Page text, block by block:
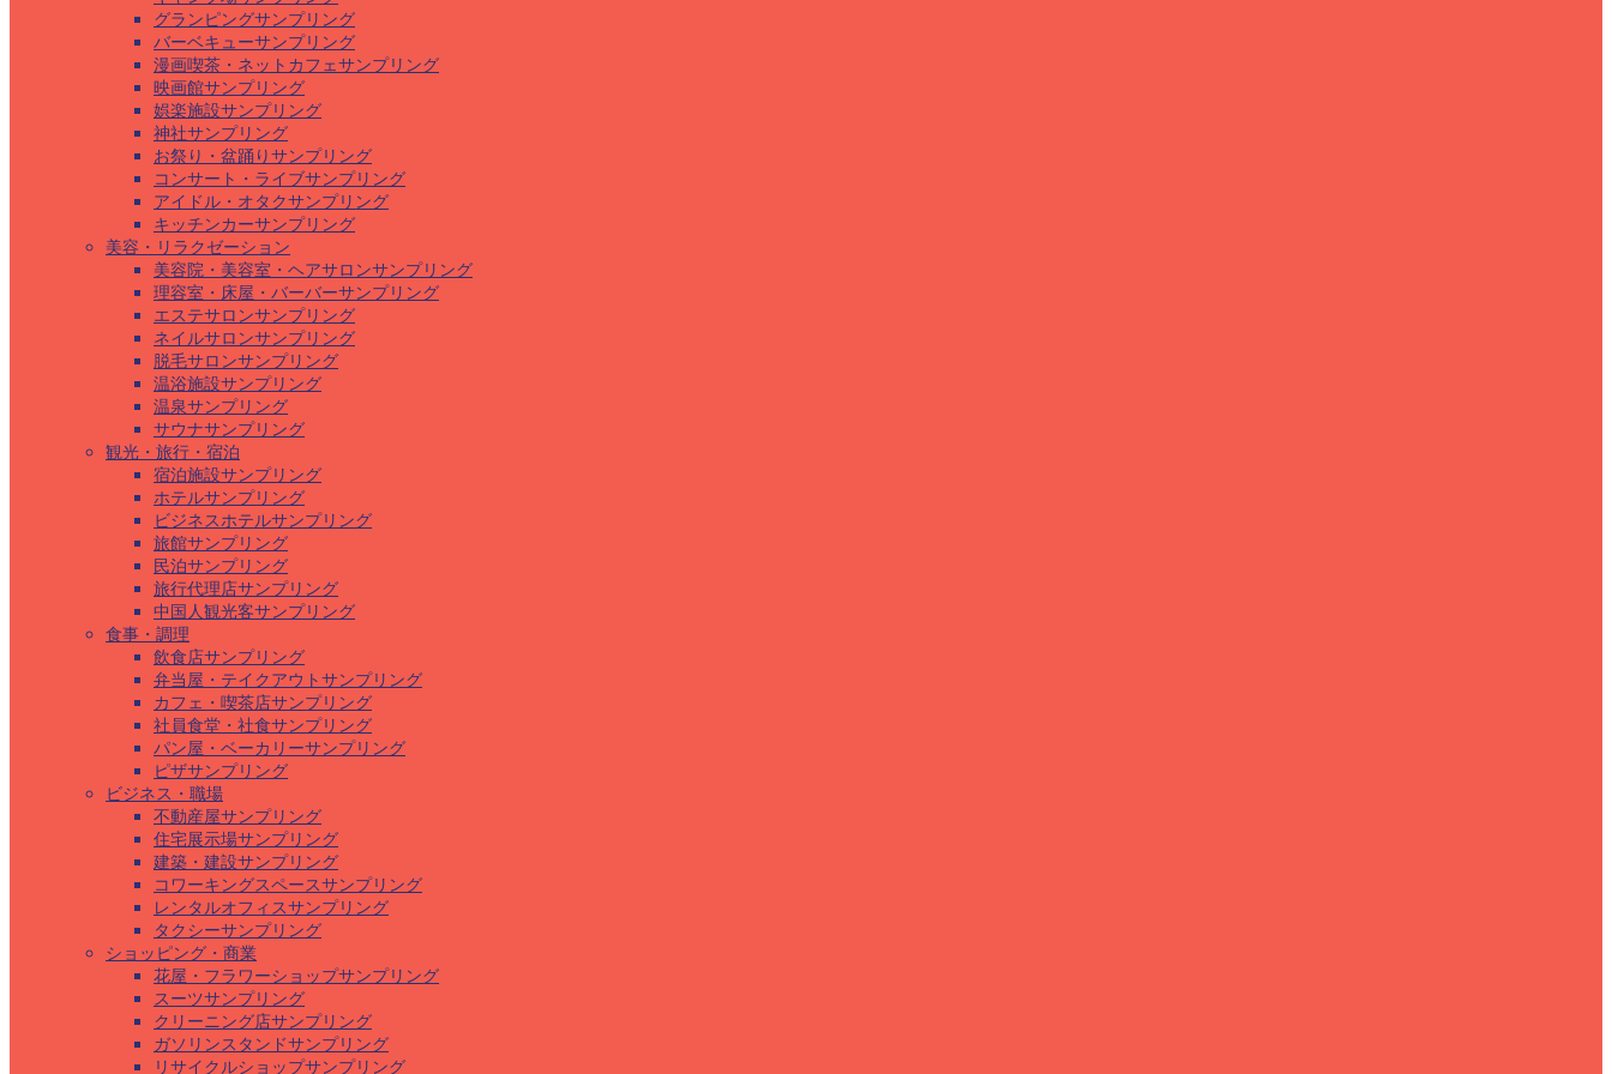
グランピングサンプリング
バーベキューサンプリング
漫画喫茶・ネットカフェサンプリング
映画館サンプリング
娯楽施設サンプリング
神社サンプリング
お祭り・盆踊りサンプリング
コンサート・ライブサンプリング
アイドル・オタクサンプリング
キッチンカーサンプリング
美容・リラクゼーション
美容院・美容室・ヘアサロンサンプリング
理容室・床屋・バーバーサンプリング
エステサロンサンプリング
ネイルサロンサンプリング
脱毛サロンサンプリング
温浴施設サンプリング
温泉サンプリング
サウナサンプリング
観光・旅行・宿泊
宿泊施設サンプリング
ホテルサンプリング
ビジネスホテルサンプリング
旅館サンプリング
民泊サンプリング
旅行代理店サンプリング
中国人観光客サンプリング
食事・調理
飲食店サンプリング
弁当屋・テイクアウトサンプリング
カフェ・喫茶店サンプリング
社員食堂・社食サンプリング
パン屋・ベーカリーサンプリング
ピザサンプリング
ビジネス・職場
不動産屋サンプリング
住宅展示場サンプリング
建築・建設サンプリング
コワーキングスペースサンプリング
レンタルオフィスサンプリング
タクシーサンプリング
ショッピング・商業
花屋・フラワーショップサンプリング
スーツサンプリング
クリーニング店サンプリング
ガソリンスタンドサンプリング
リサイクルショップサンプリング